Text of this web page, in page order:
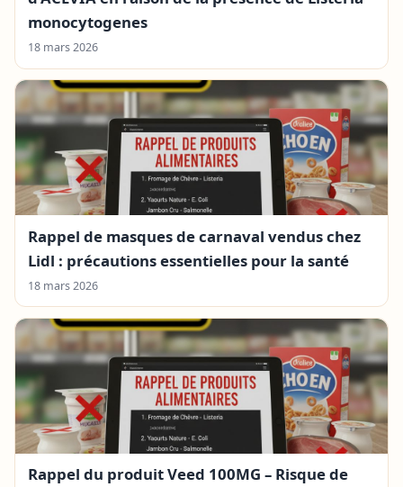
monocytogenes
18 mars 2026
Rappel de masques de carnaval vendus chez
Lidl : précautions essentielles pour la santé
18 mars 2026
Rappel du produit Veed 100MG – Risque de